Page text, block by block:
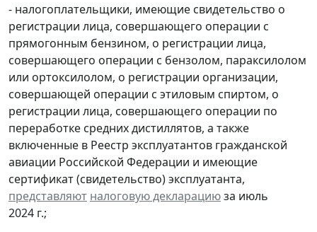
- налогоплательщики, имеющие свидетельство о
регистрации лица, совершающего операции с
прямогонным бензином, о регистрации лица,
совершающего операции с бензолом, параксилолом
или ортоксилолом, о регистрации организации,
совершающей операции с этиловым спиртом, о
регистрации лица, совершающего операции по
переработке средних дистиллятов, а также
включенные в Реестр эксплуатантов гражданской
авиации Российской Федерации и имеющие
сертификат (свидетельство) эксплуатанта,
представляют налоговую декларациюза июль
2024 г.;